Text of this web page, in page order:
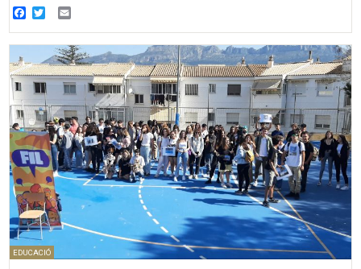
Facebook
Twitter
EDUCACIÓ